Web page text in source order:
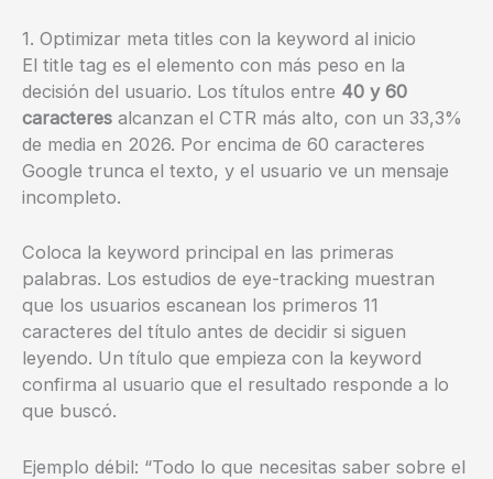
1. Optimizar meta titles con la keyword al inicio
El title tag es el elemento con más peso en la
decisión del usuario. Los títulos entre 40 y 60
caracteres alcanzan el CTR más alto, con un 33,3%
de media en 2026. Por encima de 60 caracteres
Google trunca el texto, y el usuario ve un mensaje
incompleto.
Coloca la keyword principal en las primeras
palabras. Los estudios de eye-tracking muestran
que los usuarios escanean los primeros 11
caracteres del título antes de decidir si siguen
leyendo. Un título que empieza con la keyword
confirma al usuario que el resultado responde a lo
que buscó.
Ejemplo débil: “Todo lo que necesitas saber sobre el